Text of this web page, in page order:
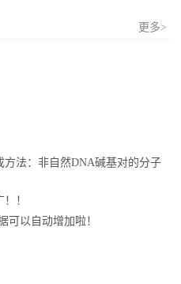
更多>
法：非自然DNA碱基对的分子
！
可以自动增加啦！